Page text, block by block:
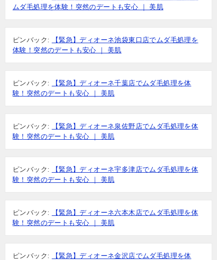
ムダ毛処理を体験！突然のデートも安心 ｜ 美肌
ピンバック:
【緊急】ディオーネ池袋東口店でムダ毛処理を
体験！突然のデートも安心 ｜ 美肌
ピンバック:
【緊急】ディオーネ千葉店でムダ毛処理を体
験！突然のデートも安心 ｜ 美肌
ピンバック:
【緊急】ディオーネ泉佐野店でムダ毛処理を体
験！突然のデートも安心 ｜ 美肌
ピンバック:
【緊急】ディオーネ宇多津店でムダ毛処理を体
験！突然のデートも安心 ｜ 美肌
ピンバック:
【緊急】ディオーネ六本木店でムダ毛処理を体
験！突然のデートも安心 ｜ 美肌
ピンバック: 【緊急】ディオーネ金沢店でムダ毛処理を体